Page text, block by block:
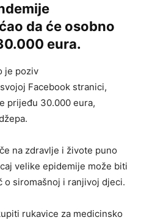
da će osobno
eura.
je poziv
Facebook stranici,
prijeđu 30.000 eura,
na zdravlje i živote puno
velike epidemije može biti
o siromašnoj i ranjivoj djeci.
rukavice za medicinsko